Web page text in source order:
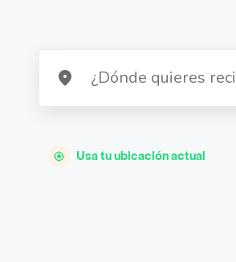
Usa tu ubicación actual